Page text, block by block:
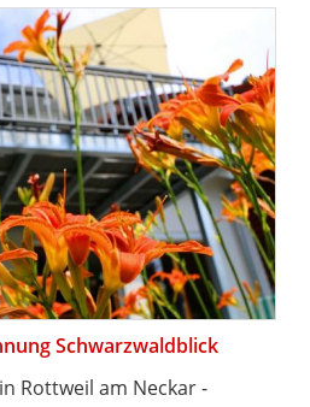
Schwarzwaldblick
Rottweil am Neckar -